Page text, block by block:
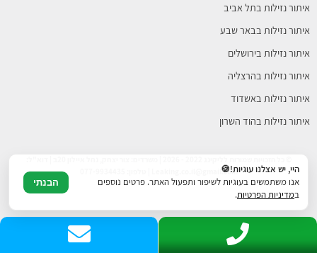
איתור נזילות בתל אביב
איתור נזילות בבאר שבע
איתור נזילות בירושלים
איתור נזילות בהרצליה
איתור נזילות באשדוד
איתור נזילות בהוד השרון
Leaking.co.il@gmail.com | טלפון: 077-9934435היי, יש אצלנו עוגיות!🍪
אנו משתמשים בעוגיות לשיפור ותפעול האתר. פרטים נוספים
במדיניות הפרטיות.
הבנתי